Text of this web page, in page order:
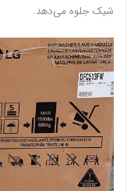
شیک جلوه می‌دهد.